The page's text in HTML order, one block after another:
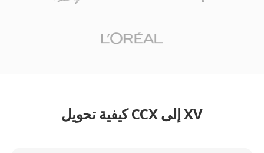
كيفية تحويل CCX إلى XV